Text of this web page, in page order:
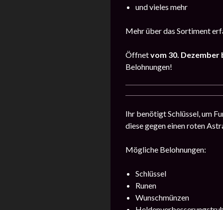
und vieles mehr
Mehr über das Sortiment
Öffnetvom 30. Dezember
Belohnungen!
Ihr benötigt Schlüssel, um
diese gegen einen roten
Mögliche Belohnungen:
Schlüssel
Runen
Wunschmünzen